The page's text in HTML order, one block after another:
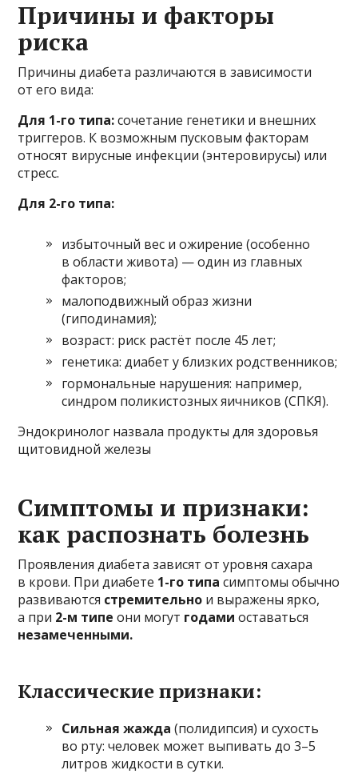
Причины и факторы
риска
Причины диабета различаются в зависимости
от его вида:
Для 1-го типа:сочетание генетики и внешних
триггеров. К возможным пусковым факторам
относят вирусные инфекции (энтеровирусы) или
стресс.
Для 2-го типа:
избыточный вес и ожирение (особенно
в области живота) — один из главных
факторов;
малоподвижный образ жизни
(гиподинамия);
возраст: риск растёт после 45 лет;
генетика: диабет у близких родственников;
гормональные нарушения: например,
синдром поликистозных яичников (СПКЯ).
Эндокринолог назвала продукты для здоровья
щитовидной железы
Симптомы и признаки:
как распознать болезнь
Проявления диабета зависят от уровня сахара
в крови. При диабете 1-го типасимптомы обычно
развиваются стремительно и выражены ярко,
а при 2-м типе они могут годамиоставаться
незамеченными.
Классические признаки:
Сильная жажда (полидипсия) и сухость
во рту: человек может выпивать до 3–5
литров жидкости в сутки.